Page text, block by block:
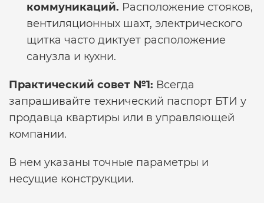
коммуникаций. Расположение стояков,
вентиляционных шахт, электрического
щитка часто диктует расположение
санузла и кухни.
Практический совет №1: Всегда
запрашивайте технический паспорт БТИ у
продавца квартиры или в управляющей
компании.
В нем указаны точные параметры и
несущие конструкции.